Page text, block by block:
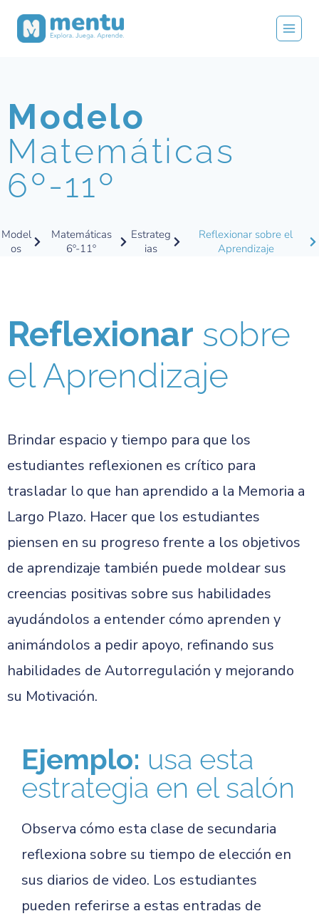
Modelo
Matemáticas
6º-11º
Model
os
Matemáticas
6º-11º
Estrateg
ias
Reflexionar sobre el
Aprendizaje
Reflexionar sobre
el Aprendizaje
Brindar espacio y tiempo para que los
estudiantes reflexionen es crítico para
trasladar lo que han aprendido a la Memoria a
Largo Plazo. Hacer que los estudiantes
piensen en su progreso frente a los objetivos
de aprendizaje también puede moldear sus
creencias positivas sobre sus habilidades
ayudándolos a entender cómo aprenden y
animándolos a pedir apoyo, refinando sus
habilidades de Autorregulación y mejorando
su Motivación.
Ejemplo: usa esta
estrategia en el salón
Observa cómo esta clase de secundaria
reflexiona sobre su tiempo de elección en
sus diarios de video. Los estudiantes
pueden referirse a estas entradas de